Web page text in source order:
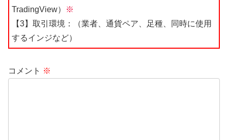
TradingView）
※
【3】取引環境：（業者、通貨ペア、足種、同時に使用
するインジなど）
コメント ※